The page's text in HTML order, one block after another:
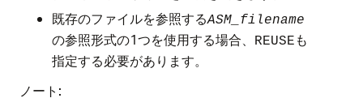
既存のファイルを参照するASM_filename
の参照形式の1つを使用する場合、 REUSE も
指定する必要があります。
ノート: